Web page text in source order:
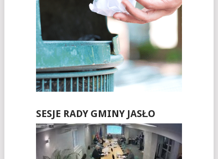
SESJE RADY GMINY JASŁO